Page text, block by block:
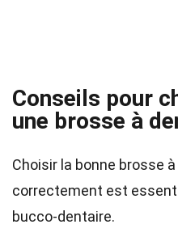
Conseils pour
une brosse à
Choisir la bonne brosse
correctement est
bucco-dentaire.